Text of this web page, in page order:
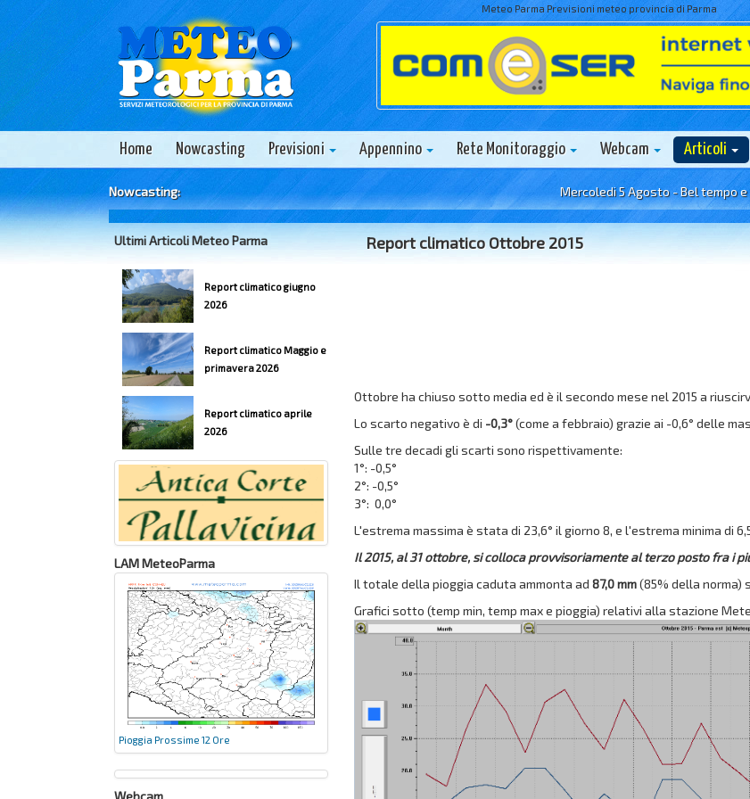
Meteo Parma Previsioni meteo provincia di Parma
Home Nowcasting Previsioni Appennino Rete Monitoraggio Webcam Articoli
Nowcasting: Mercoledi 5 Agosto - Bel tempo e
Ultimi Articoli Meteo Parma
Report climatico giugno
2026
Report climatico Maggio e
primavera 2026
Report climatico aprile
2026
LAM MeteoParma
Pioggia Prossime 12 Ore
Webcam
Report climatico Ottobre 2015
Ottobre ha chiuso sotto media ed è il secondo mese nel 2015 a
Lo scarto negativo è di -0,3°(come a febbraio) grazie ai -0,6° delle
Sulle tre decadi gli scarti sono rispettivamente:
1°: -0,5°
2°: -0,5°
3°: 0,0°
L'estrema massima è stata di 23,6° il giorno 8, e l'estrema minima di
Il 2015, al 31 ottobre, si colloca provvisoriamente al terzo posto fra i
Il totale della pioggia caduta ammonta ad 87,0 mm(85% della norma)
Grafici sotto (temp min, temp max e pioggia) relativi alla stazione